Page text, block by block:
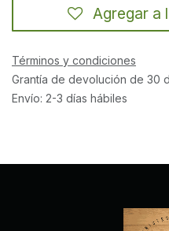
Agregar a
Términos y condiciones
Grantía de devolución de 30
Envío: 2-3 días hábiles